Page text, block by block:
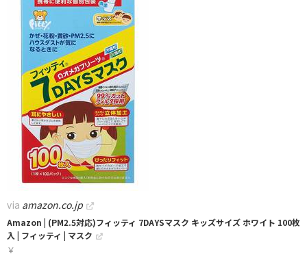
via amazon.co.jp
Amazon | (PM2.5対応)フィッティ 7DAYSマスク キッズサイズ ホワイト 100枚
入 | フィッティ | マスク
￥